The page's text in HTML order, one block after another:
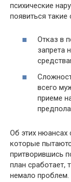
психические
появиться такие
Отказ в
запрета
всего
приеме
Об этих
которые
притворившись
план сработает,
немало проблем.